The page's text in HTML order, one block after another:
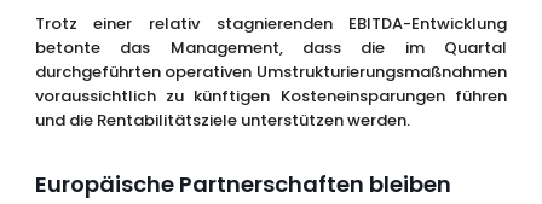
Trotz einer relativ stagnierenden EBITDA-Entwicklung
betonte das Management, dass die im Quartal
durchgeführten operativen Umstrukturierungsmaßnahmen
voraussichtlich zu künftigen Kosteneinsparungen führen
und die Rentabilitätsziele unterstützen werden.
Europäische Partnerschaften bleiben